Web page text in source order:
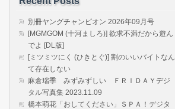
別冊ヤングチャンピオン 2026年09月号
[MGMGOM (十河ましろ)] 欲求不満だから遊ん
でよ [DL版]
[ミツミツにく (ひきとぐ)] 割のいいバイトなん
て存在しない
麻倉瑞季 みずみずしい ＦＲＩＤＡＹデジ
タル写真集 2023.11.09
橋本萌花「おしてください」ＳＰＡ！デジタ